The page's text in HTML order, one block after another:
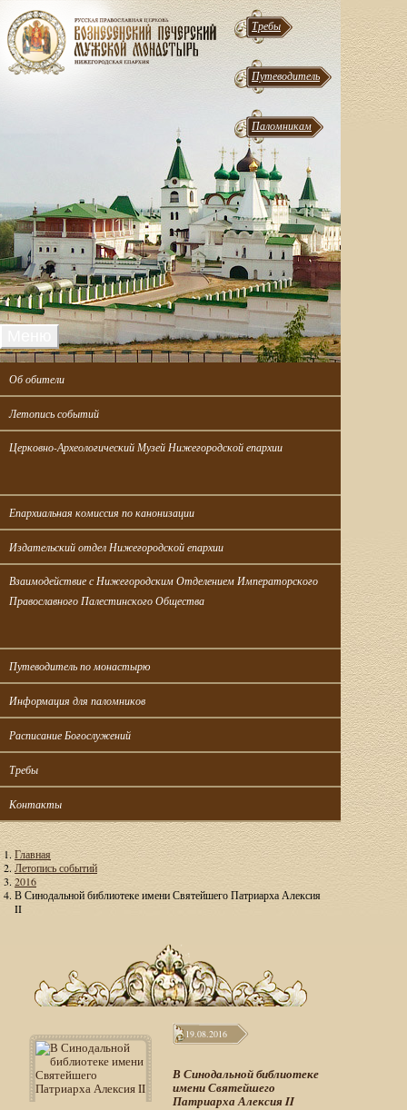
Требы
Путеводитель
Паломникам
Об обители
Летопись событий
Церковно-Археологический Музей Нижегородской епархии
Епархиальная комиссия по канонизации
Издательский отдел Нижегородской епархии
Взаимодействие с Нижегородским Отделением Императорского
Православного Палестинского Общества
Путеводитель по монастырю
Информация для паломников
Расписание Богослужений
Требы
Контакты
Главная
Летопись событий
2016
В Синодальной библиотеке имени Святейшего Патриарха Алексия
II
19.08.2016
В Синодальной библиотеке
имени Святейшего
Патриарха Алексия II